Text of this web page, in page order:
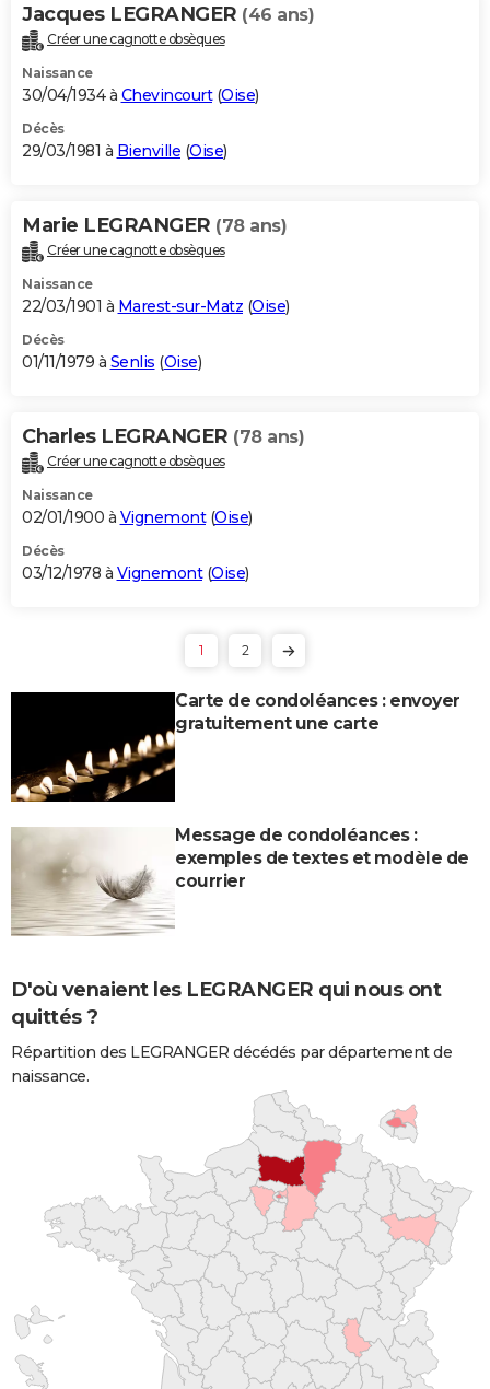
Jacques LEGRANGER (46 ans)
Créer une cagnotte obsèques
Naissance
30/04/1934 à Chevincourt(Oise)
Décès
29/03/1981 à Bienville (Oise)
Marie LEGRANGER (78 ans)
Créer une cagnotte obsèques
Naissance
22/03/1901 à Marest-sur-Matz (Oise)
Décès
01/11/1979 à Senlis (Oise)
Charles LEGRANGER (78 ans)
Créer une cagnotte obsèques
Naissance
02/01/1900 à Vignemont(Oise)
Décès
03/12/1978 à Vignemont(Oise)
1 2
Carte de condoléances : envoyer
gratuitement une carte
Message de condoléances :
exemples de textes et modèle de
courrier
D'où venaient les LEGRANGER qui nous ont
quittés ?
Répartition des LEGRANGER décédés par département de
naissance.